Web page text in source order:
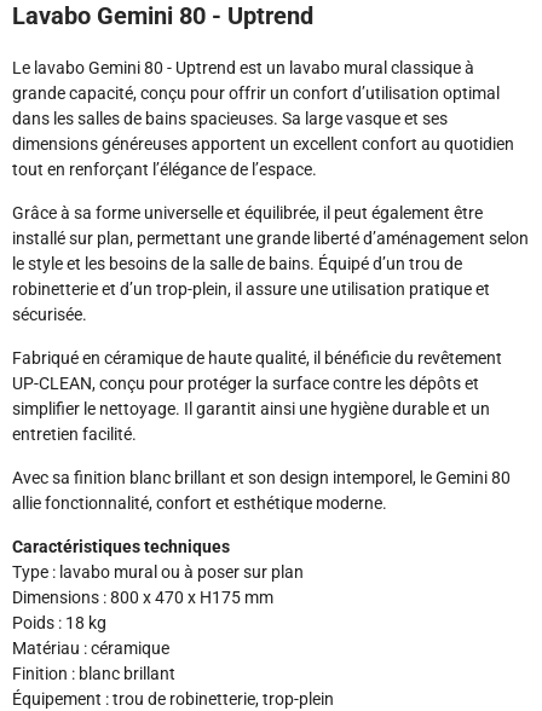
Lavabo Gemini 80 - Uptrend
Le lavabo Gemini 80 - Uptrend est un lavabo mural classique à
grande capacité, conçu pour offrir un confort d’utilisation optimal
dans les salles de bains spacieuses. Sa large vasque et ses
dimensions généreuses apportent un excellent confort au quotidien
tout en renforçant l’élégance de l’espace.
Grâce à sa forme universelle et équilibrée, il peut également être
installé sur plan, permettant une grande liberté d’aménagement selon
le style et les besoins de la salle de bains. Équipé d’un trou de
robinetterie et d’un trop-plein, il assure une utilisation pratique et
sécurisée.
Fabriqué en céramique de haute qualité, il bénéficie du revêtement
UP-CLEAN, conçu pour protéger la surface contre les dépôts et
simplifier le nettoyage. Il garantit ainsi une hygiène durable et un
entretien facilité.
Avec sa finition blanc brillant et son design intemporel, le Gemini 80
allie fonctionnalité, confort et esthétique moderne.
Caractéristiques techniques
Type : lavabo mural ou à poser sur plan
Dimensions : 800 x 470 x H175 mm
Poids : 18 kg
Matériau : céramique
Finition : blanc brillant
Équipement : trou de robinetterie, trop-plein